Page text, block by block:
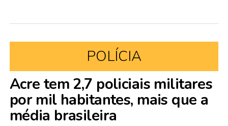
POLÍCIA
Acre tem 2,7 policiais militares
por mil habitantes, mais que a
média brasileira